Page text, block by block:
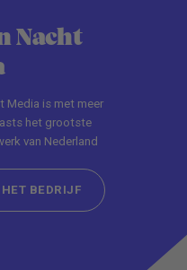
Nacht
Media is met meer
het grootste
van Nederland
BEDRIJF